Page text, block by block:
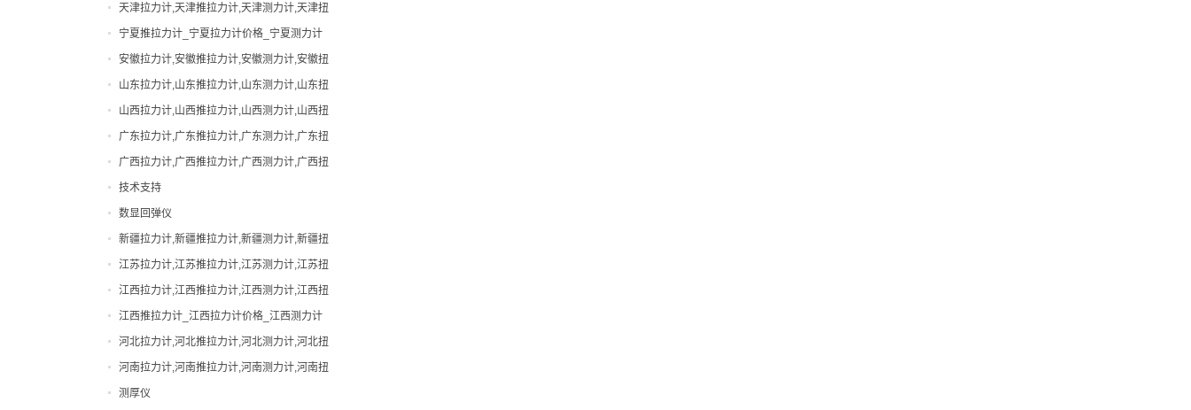
拉力计
指针拉力计
指针推拉力计
数显拉力计
数显推拉力计
无线拉力计
无线测力计
机械式拉力计
橡胶硬度计
测力计
瓶盖扭力计
电动拉力试验机
电批扭力计
直视拉力计
直视测力计
邵氏硬度计
天津拉力计,天津推拉力计,天津测力计,天津扭
力计,天津邵氏硬度计
宁夏推拉力计_宁夏拉力计价格_宁夏测力计
厂家|型号
安徽拉力计,安徽推拉力计,安徽测力计,安徽扭
力计,安徽邵氏硬度计
山东拉力计,山东推拉力计,山东测力计,山东扭
力计,山东邵氏硬度计
山西拉力计,山西推拉力计,山西测力计,山西扭
力计,山西邵氏硬度计
广东拉力计,广东推拉力计,广东测力计,广东扭
力计,广东邵氏硬度计
广西拉力计,广西推拉力计,广西测力计,广西扭
力计,广西邵氏硬度计
技术支持
数显回弹仪
新疆拉力计,新疆推拉力计,新疆测力计,新疆扭
力计,新疆邵氏硬度计
江苏拉力计,江苏推拉力计,江苏测力计,江苏扭
力计,江苏邵氏硬度计
江西拉力计,江西推拉力计,江西测力计,江西扭
力计,江西邵氏硬度计
江西推拉力计_江西拉力计价格_江西测力计
厂家|型号
河北拉力计,河北推拉力计,河北测力计,河北扭
力计,河北邵氏硬度计
河南拉力计,河南推拉力计,河南测力计,河南扭
力计,河南邵氏硬度计
测厚仪